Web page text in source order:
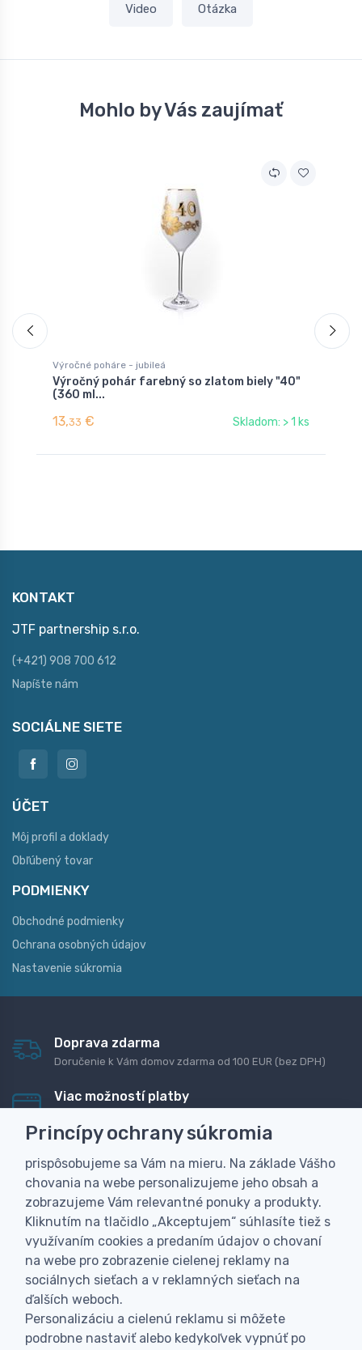
Video Otázka
Mohlo by Vás zaujímať
Výročné poháre - jubileá
Výročný pohár farebný so zlatom biely "40"
(360 ml...
13,33 € Skladom: > 1 ks
KONTAKT
JTF partnership s.r.o.
(+421) 908 700 612
Napíšte nám
SOCIÁLNE SIETE
ÚČET
Môj profil a doklady
Obľúbený tovar
PODMIENKY
Obchodné podmienky
Ochrana osobných údajov
Nastavenie súkromia
Doprava zdarma
Doručenie k Vám domov zdarma od 100 EUR (bez DPH)
Viac možností platby
dobierku
Personalizácia
Vyrobíme Vám vlastný originálny darček
Skúsenosť
Široký sortiment, z ktorého Vám pomôžeme vybrať
Princípy ochrany súkromia
prispôsobujeme sa Vám na mieru. Na základe Vášho
chovania na webe personalizujeme jeho obsah a
zobrazujeme Vám relevantné ponuky a produkty.
Kliknutím na tlačidlo „Akceptujem“ súhlasíte tiež s
využívaním cookies a predaním údajov o chovaní
na webe pro zobrazenie cielenej reklamy na
sociálnych sieťach a v reklamných sieťach na
ďalších weboch.
Personalizáciu a cielenú reklamu si môžete
podrobne nastaviť alebo kedykoľvek vypnúť po